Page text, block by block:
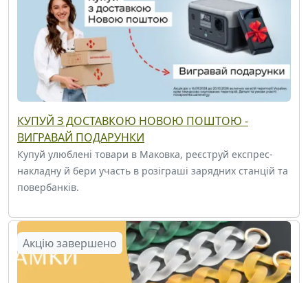
КУПУЙ З ДОСТАВКОЮ НОВОЮ ПОШТОЮ -
ВИГРАВАЙ ПОДАРУНКИ
Купуй улюблені товари в Маковка, реєструй експрес-
накладну й бери участь в розіграші зарядних станцій та
повербанків.
Акцію завершено